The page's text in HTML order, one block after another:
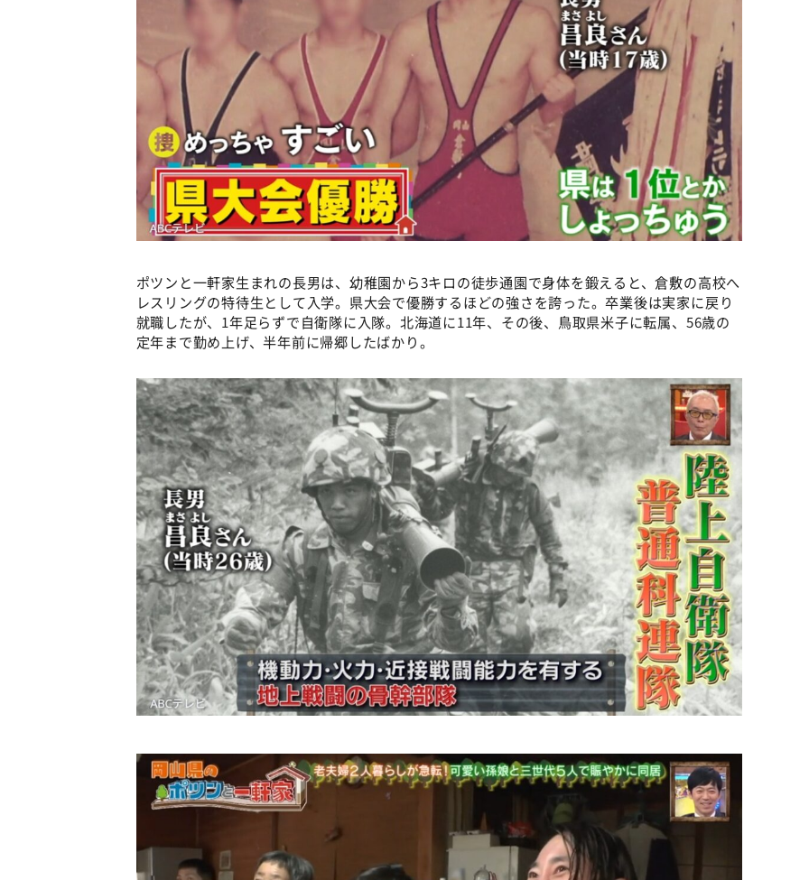
ポツンと一軒家生まれの長男は、幼稚園から3キロの徒歩通園で身体を鍛えると、倉敷の高校へ
レスリングの特待生として入学。県大会で優勝するほどの強さを誇った。卒業後は実家に戻り
就職したが、1年足らずで自衛隊に入隊。北海道に11年、その後、鳥取県米子に転属、56歳の
定年まで勤め上げ、半年前に帰郷したばかり。